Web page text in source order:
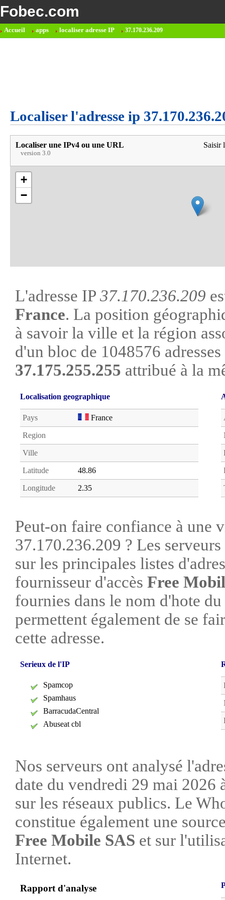
Fobec.com
Accueil apps localiser adresse IP 37.170.236.209
Localiser l'adresse ip
Localiser une IPv4 ou une URL
version 3.0
Saisir
+
−
L'adresse IP 37.170.236.209
France. La position
à savoir la ville et la région
d'un bloc de 1048576
37.175.255.255 attribué à la
Localisation geographique
Pays France
Region
Ville
Latitude 48.86
Longitude 2.35
Peut-on faire confiance à une
37.170.236.209 ? Les
sur les principales listes
fournisseur d'accès Free
fournies dans le nom d'hote
permettent également de se
cette adresse.
Serieux de l'IP
Spamcop
Spamhaus
BarracudaCentral
Abuseat cbl
Nos serveurs ont analysé
date du vendredi 29 mai 2026
sur les réseaux publics. Le
constitue également une
Free Mobile SAS et sur
Internet.
Rapport d'analyse